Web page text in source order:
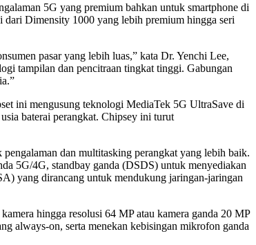
5G yang premium bahkan untuk smartphone di
Dimensity 1000 yang lebih premium hingga seri
pasar yang lebih luas,” kata Dr. Yenchi Lee,
tampilan dan pencitraan tingkat tinggi. Gabungan
ini mengusung teknologi MediaTek 5G UltraSave di
baterai perangkat. Chipsey ini turut
dan multitasking perangkat yang lebih baik.
5G/4G, standbay ganda (DSDS) untuk menyediakan
yang dirancang untuk mendukung jaringan-jaringan
hingga resolusi 64 MP atau kamera ganda 20 MP
always-on, serta menekan kebisingan mikrofon ganda